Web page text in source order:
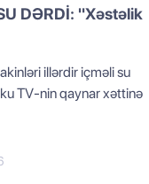
DƏRDİ: "Xəstəlik
illərdir içməli su
TV-nin qaynar xəttinə